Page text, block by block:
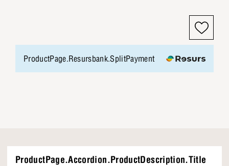
ProductPage.Resursbank.SplitPayment
ProductPage.Accordion.ProductDescription.Title